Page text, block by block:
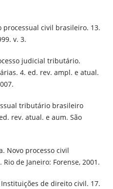
processual civil brasileiro. 13.
v. 3.
judicial tributário.
4. ed. rev. ampl. e atual.
tributário brasileiro
rev. atual. e aum. São
Novo processo civil
de Janeiro: Forense, 2001.
Instituições de direito civil. 17.